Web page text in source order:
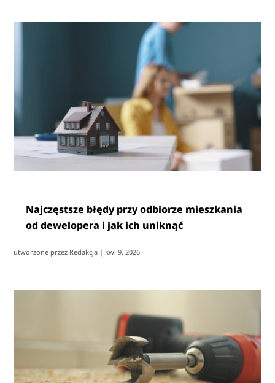
Najczęstsze błędy przy odbiorze mieszkania
od dewelopera i jak ich uniknąć
utworzone przez Redakcja | kwi 9, 2026